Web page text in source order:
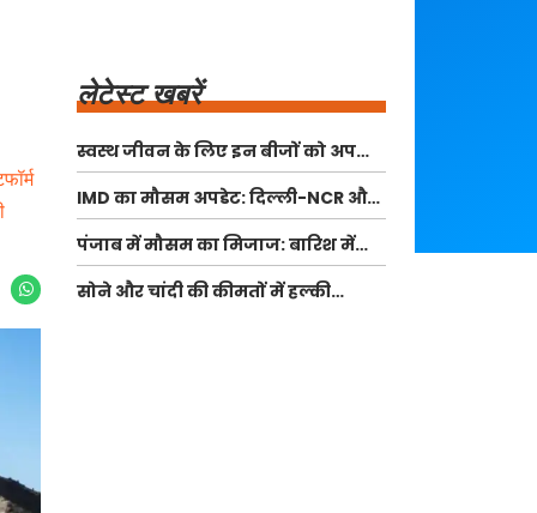
लेटेस्ट खबरें
स्वस्थ जीवन के लिए इन बीजों को अपनी
डाइट में शामिल करें
IMD का मौसम अपडेट: दिल्ली-NCR और
अन्य राज्यों में भारी बारिश की चेतावनी
पंजाब में मौसम का मिजाज: बारिश में
कमी और बढ़ता तापमान
सोने और चांदी की कीमतों में हल्की